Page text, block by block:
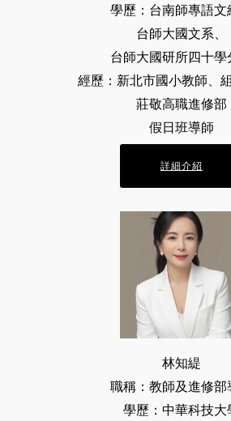
學歷：台南師專語文
台師大國文系、
台師大國研所四十學
經歷：新北市國小教師、
莊敬高職進修部
假日班導師
詳細介紹
林知緹
職稱：教師及進修部
學歷：中華科技大